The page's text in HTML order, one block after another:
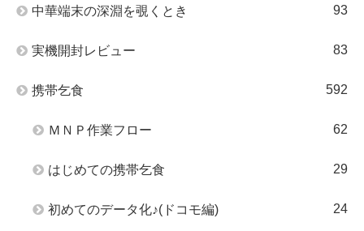
中華端末の深淵を覗くとき 93
実機開封レビュー 83
携帯乞食 592
ＭＮＰ作業フロー 62
はじめての携帯乞食 29
初めてのデータ化♪(ドコモ編) 24